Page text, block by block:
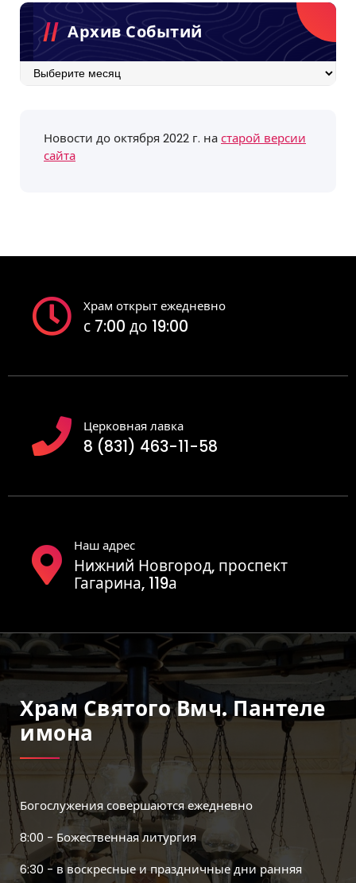
Архив Событий
Архив
Новости до октября 2022 г. настарой версии
сайта
Храм открыт ежедневно
с 7:00 до 19:00
Церковная лавка
8 (831) 463-11-58
Наш адрес
Нижний Новгород, проспект
Гагарина, 119а
Храм Святого Вмч. Пантеле
Имона
Богослужения совершаются ежедневно
8:00 - Божественная литургия
6:30 - в воскресные и праздничные дни ранняя